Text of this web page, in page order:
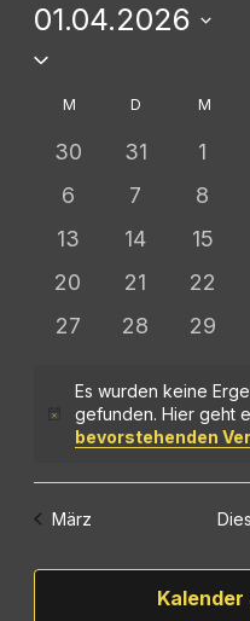
01.04.2026
Datum
Kalender
von
M D M
0
Veranstaltungen
30
0
31
0
1
0
Veranstaltungen
6
0
7
0
8
0
Veranstaltungen
13
0
14
0
15
0
Veranstaltungen
20
0
21
0
22
0
27
0
28
0
29
Hinweis
Es wurden keine
gefunden. Hier geht
bevorstehenden
März
Kalender